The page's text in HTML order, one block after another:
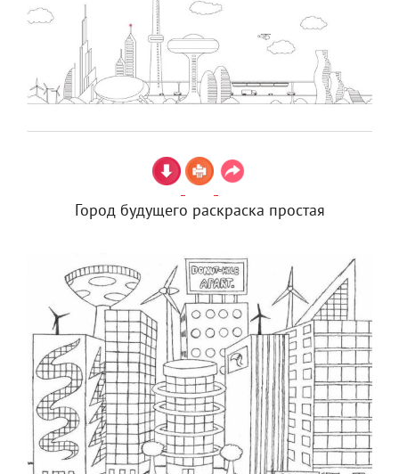
Город будущего раскраска простая